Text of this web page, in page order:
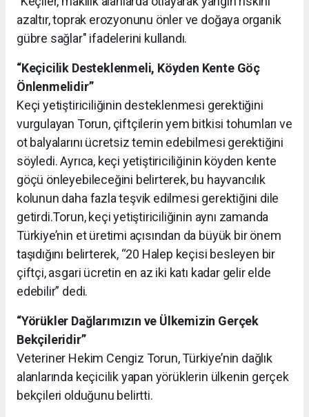
azaltır, toprak erozyonunu önler ve doğaya organik
gübre sağlar" ifadelerini kullandı.
“Keçicilik Desteklenmeli, Köyden Kente Göç
Önlenmelidir”
Keçi yetiştiriciliğinin desteklenmesi gerektiğini
vurgulayan Torun, çiftçilerin yem bitkisi tohumları ve
ot balyalarını ücretsiz temin edebilmesi gerektiğini
söyledi. Ayrıca, keçi yetiştiriciliğinin köyden kente
göçü önleyebileceğini belirterek, bu hayvancılık
kolunun daha fazla teşvik edilmesi gerektiğini dile
getirdi.Torun, keçi yetiştiriciliğinin aynı zamanda
Türkiye’nin et üretimi açısından da büyük bir önem
taşıdığını belirterek, “20 Halep keçisi besleyen bir
çiftçi, asgari ücretin en az iki katı kadar gelir elde
edebilir” dedi.
“Yörükler Dağlarımızın ve Ülkemizin Gerçek
Bekçileridir”
Veteriner Hekim Cengiz Torun, Türkiye’nin dağlık
alanlarında keçicilik yapan yörüklerin ülkenin gerçek
bekçileri olduğunu belirtti.